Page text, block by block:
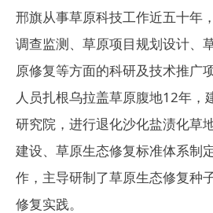
邢旗从事草原科技工作近五十年
调查监测、草原项目规划设计、
原修复等方面的科研及技术推广
人员扎根乌拉盖草原腹地12年，
研究院，进行退化沙化盐渍化草
建设、草原生态修复标准体系制
作，主导研制了草原生态修复种
修复实践。